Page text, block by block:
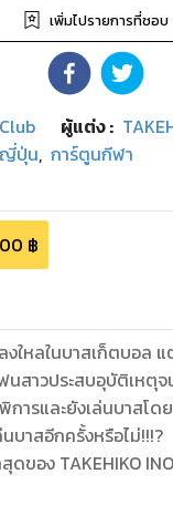
เพิ่มไปรายการที่ชอบ
ผู้แต่ง :
ปุ่น, การ์ตูนกีฬา
฿
ใหลในบาสเก็ตบอล แ
นสาวประสบอุบัติเหตุจ
ารและยังเล่นบาสโด
บาสอีกครั้งหรือไม่!!!?
ดของ TAKEHIKO
อันลือลั่น !!!